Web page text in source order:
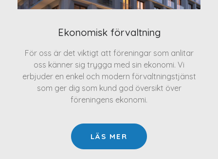
Ekonomisk förvaltning
För oss är det viktigt att föreningar som anlitar
oss känner sig trygga med sin ekonomi. Vi
erbjuder en enkel och modern förvaltningstjänst
som ger dig som kund god översikt över
föreningens ekonomi.
LÄS MER